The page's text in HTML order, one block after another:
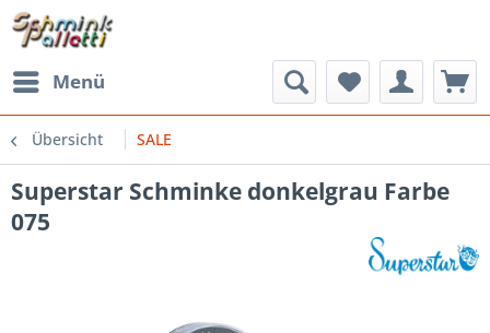
Menü
Übersicht SALE
Superstar Schminke donkelgrau Farbe
075